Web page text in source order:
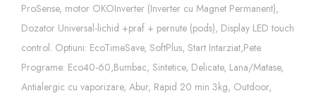
ProSense, motor OKOInverter (Inverter cu Magnet Permanent),
Dozator Universal-lichid +praf + pernute (pods), Display LED touch
control. Optiuni: EcoTimeSave, SoftPlus, Start Intarziat,Pete.
Programe: Eco40-60,Bumbac, Sintetice, Delicate, Lana/Matase,
Antialergic cu vaporizare, Abur, Rapid 20 min 3kg, Outdoor,